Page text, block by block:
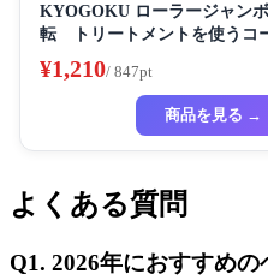
KYOGOKU ローラージャン
転 トリートメントを使う
¥1,210/ 847pt
商品を見る →
よくある質問
Q1. 2026年におすすめ